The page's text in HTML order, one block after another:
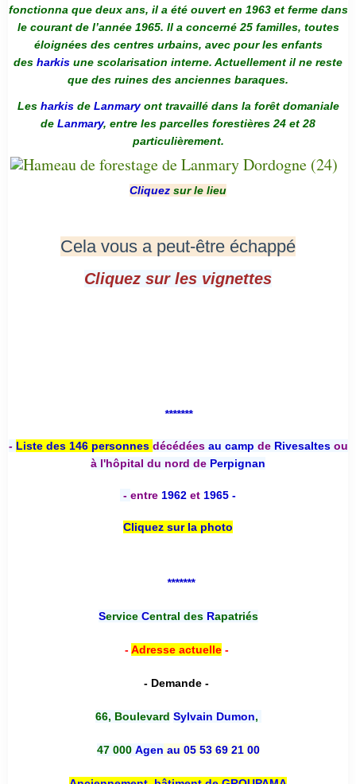
fonctionna que deux ans, il a été ouvert en 1963 et ferme dans
le courant de l’année 1965. Il a concerné 25 familles, toutes
éloignées des centres urbains, avec pour les enfants
des harkis une scolarisation interne. Actuellement il ne reste
que des ruines des anciennes baraques.
Les harkis de Lanmaryont travaillé dans la forêt domaniale
de Lanmary, entre les parcelles forestières 24 et 28
particulièrement.
Cliquez sur le lieu
Cela vous a peut-être échappé
Cliquez sur les vignettes
*******
- Liste des 146 personnes décédées au camp deRivesaltesou
à l'hôpital du nord de Perpignan
- entre 1962 et 1965 -
Cliquez sur la photo
*******
Service Central desRapatriés
-Adresse actuelle-
- Demande -
66, Boulevard Sylvain Dumon,
47 000 Agen au 05 53 69 21 00